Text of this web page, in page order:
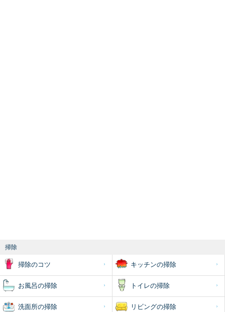
掃除
掃除のコツ キッチンの掃除
お風呂の掃除 トイレの掃除
洗面所の掃除 リビングの掃除